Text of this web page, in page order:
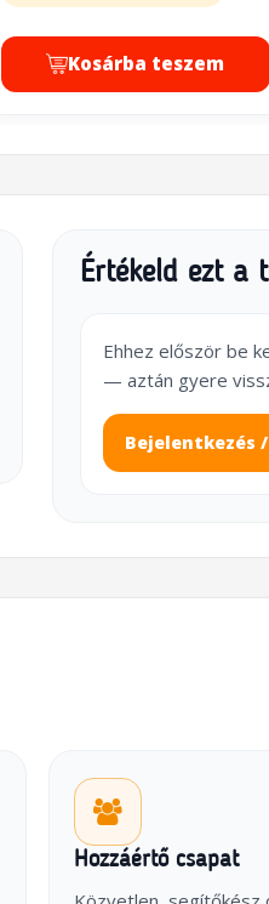
Kosárba teszem
Értékeld ezt a
Ehhez először be
— aztán gyere
Bejelentkezés
Hozzáértő csapat